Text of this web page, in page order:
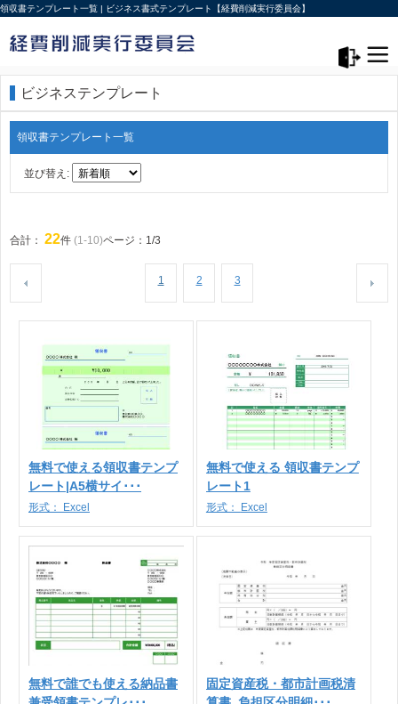
領収書テンプレート一覧 | ビジネス書式テンプレート【経費削減実行委員会】
ビジネステンプレート
領収書テンプレート一覧
並び替え:
合計： 22件 (1-10)ページ：1/3
1 2 3
無料で使える領収書テンプ
レート|A5横サイ･･･
形式： Excel
無料で使える 領収書テンプ
レート1
形式： Excel
無料で誰でも使える納品書
固定資産税・都市計画税清